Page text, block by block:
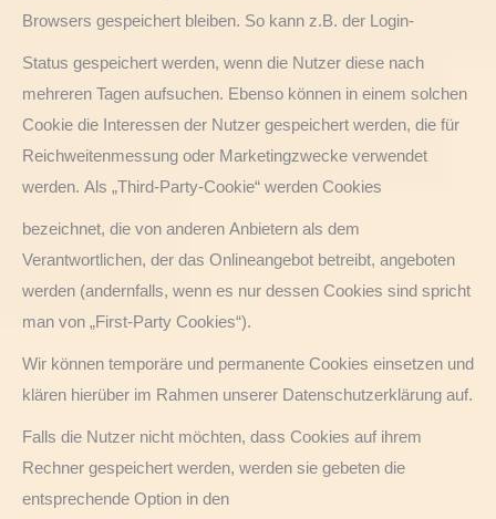
Browsers gespeichert bleiben. So kann z.B. der Login-
Status gespeichert werden, wenn die Nutzer diese nach
mehreren Tagen aufsuchen. Ebenso können in einem solchen
Cookie die Interessen der Nutzer gespeichert werden, die für
Reichweitenmessung oder Marketingzwecke verwendet
werden. Als „Third-Party-Cookie“ werden Cookies
bezeichnet, die von anderen Anbietern als dem
Verantwortlichen, der das Onlineangebot betreibt, angeboten
werden (andernfalls, wenn es nur dessen Cookies sind spricht
man von „First-Party Cookies“).
Wir können temporäre und permanente Cookies einsetzen und
klären hierüber im Rahmen unserer Datenschutzerklärung auf.
Falls die Nutzer nicht möchten, dass Cookies auf ihrem
Rechner gespeichert werden, werden sie gebeten die
entsprechende Option in den